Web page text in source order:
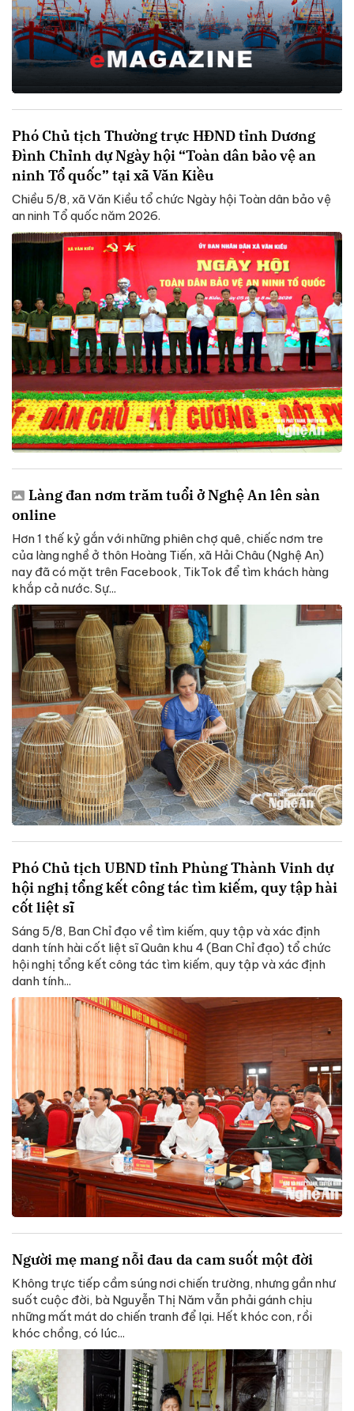
Phó Chủ tịch Thường trực HĐND tỉnh Dương
Đình Chỉnh dự Ngày hội “Toàn dân bảo vệ an
ninh Tổ quốc” tại xã Văn Kiều
Chiều 5/8, xã Văn Kiều tổ chức Ngày hội Toàn dân bảo vệ
an ninh Tổ quốc năm 2026.
Làng đan nơm trăm tuổi ở Nghệ An lên sàn
online
Hơn 1 thế kỷ gắn với những phiên chợ quê, chiếc nơm tre
của làng nghề ở thôn Hoàng Tiến, xã Hải Châu (Nghệ An)
nay đã có mặt trên Facebook, TikTok để tìm khách hàng
khắp cả nước. Sự...
Phó Chủ tịch UBND tỉnh Phùng Thành Vinh dự
hội nghị tổng kết công tác tìm kiếm, quy tập hài
cốt liệt sĩ
Sáng 5/8, Ban Chỉ đạo về tìm kiếm, quy tập và xác định
danh tính hài cốt liệt sĩ Quân khu 4 (Ban Chỉ đạo) tổ chức
hội nghị tổng kết công tác tìm kiếm, quy tập và xác định
danh tính...
Người mẹ mang nỗi đau da cam suốt một đời
Không trực tiếp cầm súng nơi chiến trường, nhưng gần như
suốt cuộc đời, bà Nguyễn Thị Năm vẫn phải gánh chịu
những mất mát do chiến tranh để lại. Hết khóc con, rồi
khóc chồng, có lúc...